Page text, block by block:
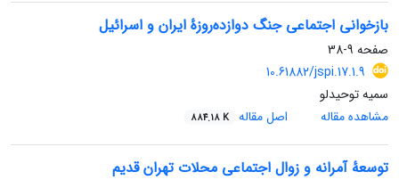
بازخوانی اجتماعی جنگ دوازده‌روزۀ ایران و اسرائیل
صفحه 9-38
‎ ‎ 10.61882/jspi.17.1.9
سمیه توحیدلو
مشاهده مقاله
اصل مقاله 884.18 K
توسعۀ آمرانه و زوال اجتماعی محلات تهران قدیم